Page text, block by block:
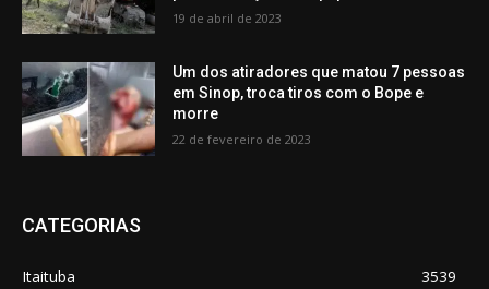
19 de abril de 2023
Um dos atiradores que matou 7 pessoas
em Sinop, troca tiros com o Bope e
morre
22 de fevereiro de 2023
CATEGORIAS
Itaituba
3539